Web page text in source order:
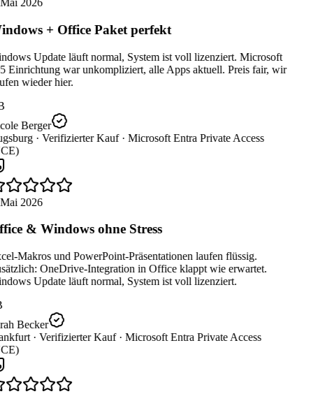
2026
+ Office Paket perfekt
Update läuft normal, System ist voll lizenziert. Microsoft
Einrichtung war unkompliziert, alle Apps aktuell. Preis fair, wir
wieder hier.
Berger
· Verifizierter Kauf · Microsoft Entra Private Access
2026
& Windows ohne Stress
Makros und PowerPoint-Präsentationen laufen flüssig.
OneDrive-Integration in Office klappt wie erwartet.
Update läuft normal, System ist voll lizenziert.
Becker
· Verifizierter Kauf · Microsoft Entra Private Access